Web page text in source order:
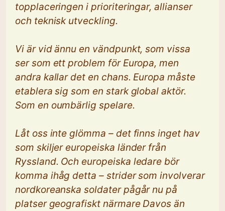
topplaceringen i prioriteringar, allianser
och teknisk utveckling.
Vi är vid ännu en vändpunkt, som vissa
ser som ett problem för Europa, men
andra kallar det en chans. Europa måste
etablera sig som en stark global aktör.
Som en oumbärlig spelare.
Låt oss inte glömma – det finns inget hav
som skiljer europeiska länder från
Ryssland. Och europeiska ledare bör
komma ihåg detta – strider som involverar
nordkoreanska soldater pågår nu på
platser geografiskt närmare Davos än